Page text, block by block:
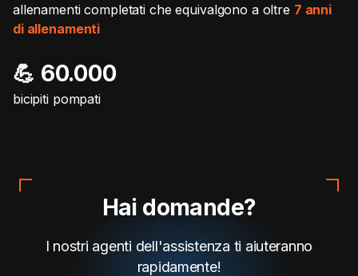
allenamenti completati che equivalgono a oltre 7 anni
di allenamenti
💪 60.000
bicipiti pompati
Hai domande?
I nostri agenti dell'assistenza ti aiuteranno
rapidamente!